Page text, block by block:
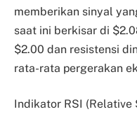
memberikan sinyal
saat ini berkisar di
$2.00 dan resistensi
rata-rata pergerakan
Indikator RSI (Relative